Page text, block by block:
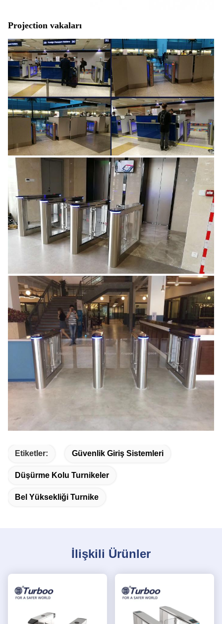
Projection vakaları
Etiketler: Güvenlik Giriş Sistemleri
Düşürme Kolu Turnikeler
Bel Yüksekliği Turnike
İlişkili Ürünler